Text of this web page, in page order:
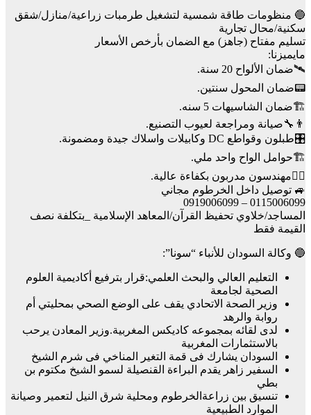
🔵 منظومات طاقة شمسية لتشغيل طرمبات زراعية/منازل/شقق
سكنية/محال تجارية
تسليم مفتاح (جاهز) مع الضمان بأرخص الأسعار
مايميزنا:
🛰️ضمان الألواح 20 سنة.
📟ضمان المحول سنتين.
🏗️ضمان الشاسيهات 5 سنه.
👨‍🔧صيانة ومراجعة لعيوب التصنيع.
🎛️طبلون وقواطع DC وكابيلات واسلاك جيدة ومضمونة.
🏗️حوامل الواح واحد ملي.
👷‍♂️مهندسون مدربون بكفاءة عالية.
🚙 توصيل داخل الخرطوم مجاني
0115006099 – 0919006099
المساجد/خلاوي تحفيظ القرآن/المعاهد الإسلامية _بتكلفة نصف
القيمة فقط
🔵 وكالة السودان للأنباء “سونا”:
التعليم العالي والبحث العلمي:قرار بترفيع أكاديمية العلوم
الصحية لجامعة
وزير الصحة الاتحادي يقف على الوضع الصحي بمحليتي أم
روابة والرهد
لدى لقائه بمجموعه كاديكس المغربية.وزير المعادن يرحب
بالاستثمارات المغربية
السودان يشارك فى قمة التغير المناخي فى شرم الشيخ
السفير زاهر يقدم البراءة القنصيلة لسمو الشيخ مكتوم بن
بطي
تنسيق بين زراعةالخرطوم ومحلية شرق النيل لتعمير وصيانة
الموارد الطبيعية